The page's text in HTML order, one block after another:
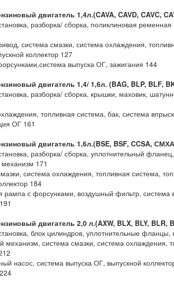
двигатель 1,4л.(CAVA, CAVD, CAVC,
разборка/ сборка, поликлиновая
система смазки, система охлаждения,
коллектор 127
выпуска ОГ, зажигания 144
двигатель 1,4/ 1,6л. (BAG, BLP, BLF,
разборка/ сборка, крышки, маховик,
топливная система, бак, система
ОГ 161
двигатель 1,6л.(BSE, BSF, CCSA,
разборка/ сборка, уплотнительный
171
система охлаждения, топливная система,
184
рампа с форсунками, воздушный фильтр, система
двигатель 2,0 л.(AXW, BLX, BLY, BLR,
блок цилиндров, уплотнительные
механизм, система смазки, система охлаждения,
насос, система выпуска ОГ, выпускной